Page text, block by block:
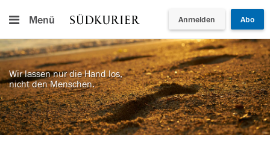
Menü Anmelden Abo
Wir lassen nur die Hand los,
nicht den Menschen.